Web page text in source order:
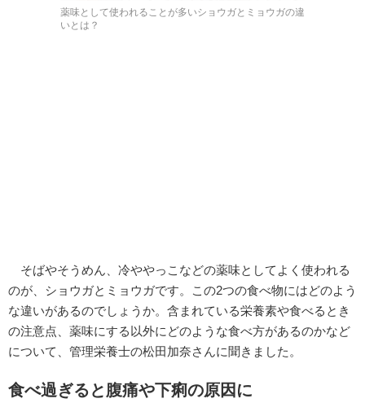
薬味として使われることが多いショウガとミョウガの違
いとは？
そばやそうめん、冷ややっこなどの薬味としてよく使われる
のが、ショウガとミョウガです。この2つの食べ物にはどのよう
な違いがあるのでしょうか。含まれている栄養素や食べるとき
の注意点、薬味にする以外にどのような食べ方があるのかなど
について、管理栄養士の松田加奈さんに聞きました。
食べ過ぎると腹痛や下痢の原因に